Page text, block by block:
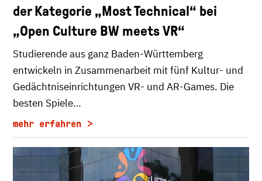
der Kategorie „Most Technical“ bei
„Open Culture BW meets VR“
Studierende aus ganz Baden-Württemberg
entwickeln in Zusammenarbeit mit fünf Kultur- und
Gedächtniseinrichtungen VR- und AR-Games. Die
besten Spiele…
mehr erfahren